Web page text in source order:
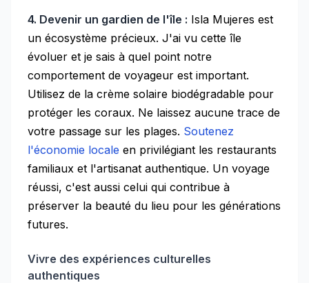
4. Devenir un gardien de l'île : Isla Mujeres est
un écosystème précieux. J'ai vu cette île
évoluer et je sais à quel point notre
comportement de voyageur est important.
Utilisez de la crème solaire biodégradable pour
protéger les coraux. Ne laissez aucune trace de
votre passage sur les plages. Soutenez
l'économie locale en privilégiant les restaurants
familiaux et l'artisanat authentique. Un voyage
réussi, c'est aussi celui qui contribue à
préserver la beauté du lieu pour les générations
futures.
Vivre des expériences culturelles
authentiques